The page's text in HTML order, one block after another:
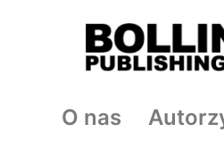
O nas